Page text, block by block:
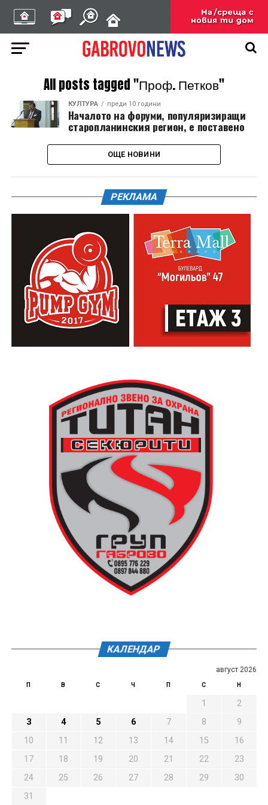
All posts tagged "Проф. Петков"
КУЛТУРА преди 10 години
Началото на форуми, популяризиращи
старопланинския регион, е поставено
ОЩЕ НОВИНИ
РЕКЛАМА
КАЛЕНДАР
август 2026
П В С Ч П С Н
1
2
3
4 5 6 7 8
9
10
11 12 13 14 15
16
17
18 19 20 21 22
23
24
25 26 27 28 29
30
31